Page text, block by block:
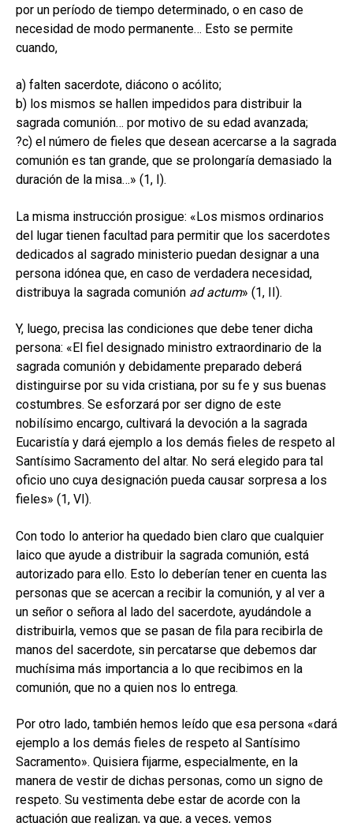
por un período de tiempo determinado, o en caso de
necesidad de modo permanente… Esto se permite
cuando,
a) falten sacerdote, diácono o acólito;
b) los mismos se hallen impedidos para distribuir la
sagrada comunión… por motivo de su edad avanzada;
?c) el número de fieles que desean acercarse a la sagrada
comunión es tan grande, que se prolongaría demasiado la
duración de la misa…» (1, I).
La misma instrucción prosigue: «Los mismos ordinarios
del lugar tienen facultad para permitir que los sacerdotes
dedicados al sagrado ministerio puedan designar a una
persona idónea que, en caso de verdadera necesidad,
distribuya la sagrada comunión ad actum» (1, II).
Y, luego, precisa las condiciones que debe tener dicha
persona: «El fiel designado ministro extraordinario de la
sagrada comunión y debidamente preparado deberá
distinguirse por su vida cristiana, por su fe y sus buenas
costumbres. Se esforzará por ser digno de este
nobilísimo encargo, cultivará la devoción a la sagrada
Eucaristía y dará ejemplo a los demás fieles de respeto al
Santísimo Sacramento del altar. No será elegido para tal
oficio uno cuya designación pueda causar sorpresa a los
fieles» (1, VI).
Con todo lo anterior ha quedado bien claro que cualquier
laico que ayude a distribuir la sagrada comunión, está
autorizado para ello. Esto lo deberían tener en cuenta las
personas que se acercan a recibir la comunión, y al ver a
un señor o señora al lado del sacerdote, ayudándole a
distribuirla, vemos que se pasan de fila para recibirla de
manos del sacerdote, sin percatarse que debemos dar
muchísima más importancia a lo que recibimos en la
comunión, que no a quien nos lo entrega.
Por otro lado, también hemos leído que esa persona «dará
ejemplo a los demás fieles de respeto al Santísimo
Sacramento». Quisiera fijarme, especialmente, en la
manera de vestir de dichas personas, como un signo de
respeto. Su vestimenta debe estar de acorde con la
actuación que realizan, ya que, a veces, vemos